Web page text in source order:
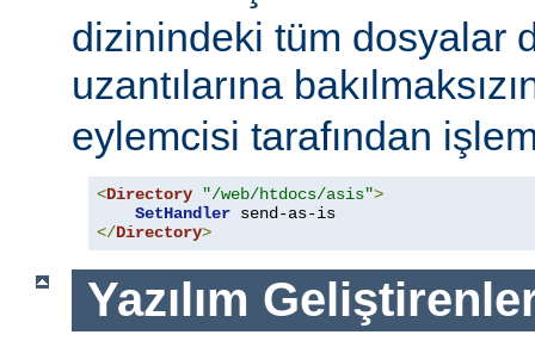
dizinindeki tüm dosyalar
uzantılarına
eylemcisi tarafından
<Directory "/web/htdocs/asis">
SetHandler
</Directory>
Yazılım